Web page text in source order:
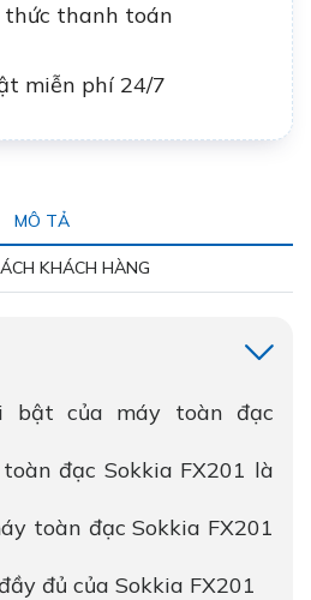
thanh toán
miễn phí 24/7
MÔ TẢ
KHÁCH HÀNG
bật của máy toàn đạc
đạc Sokkia FX201 là
toàn đạc Sokkia FX201
đủ của Sokkia FX201